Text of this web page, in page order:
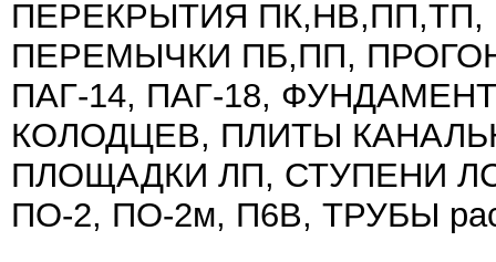
ПЕРЕКРЫТИЯ
ПЕРЕМЫЧКИ ПБ,ПП,
ПАГ-14, ПАГ-18,
КОЛОДЦЕВ, ПЛИТЫ
ПЛОЩАДКИ ЛП, СТУПЕНИ
ПО-2, ПО-2м, П6В, ТРУБЫ